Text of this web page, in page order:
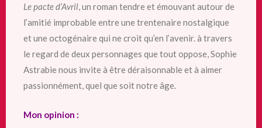
Le pacte d’Avril, un roman tendre et émouvant autour de
l’amitié improbable entre une trentenaire nostalgique
et une octogénaire qui ne croit qu’en l’avenir. à travers
le regard de deux personnages que tout oppose, Sophie
Astrabie nous invite à être déraisonnable et à aimer
passionnément, quel que soit notre âge.
Mon opinion :